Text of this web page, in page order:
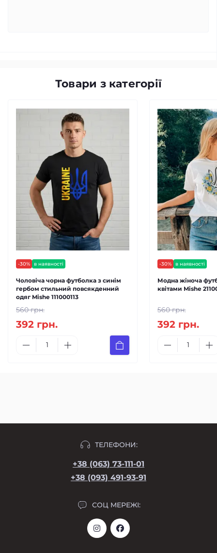
Товари з категорії
-30% в наявності
Чоловіча чорна футболка з синім
гербом стильний повсякденний
одяг Mishe 111000113
560 грн.
392 грн.
-30% в наявності
Модна жіноча
квітами Mishe
560 грн.
392 грн.
ТЕЛЕФОНИ:
+38 (063) 73-111-01
+38 (093) 491-93-91
СОЦ МЕРЕЖІ: